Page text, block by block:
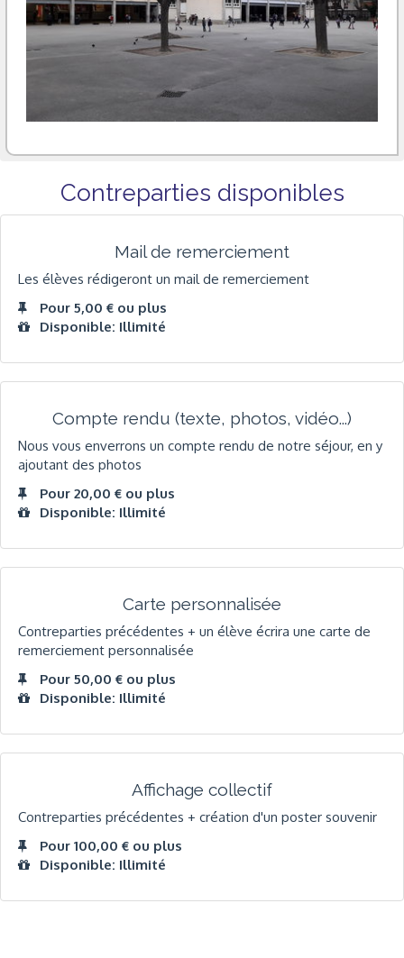
Contreparties disponibles
Mail de remerciement
Les élèves rédigeront un mail de remerciement
Pour 5,00 € ou plus
Disponible: Illimité
Compte rendu (texte, photos, vidéo...)
Nous vous enverrons un compte rendu de notre séjour, en y
ajoutant des photos
Pour 20,00 € ou plus
Disponible: Illimité
Carte personnalisée
Contreparties précédentes + un élève écrira une carte de
remerciement personnalisée
Pour 50,00 € ou plus
Disponible: Illimité
Affichage collectif
Contreparties précédentes + création d'un poster souvenir
Pour 100,00 € ou plus
Disponible: Illimité